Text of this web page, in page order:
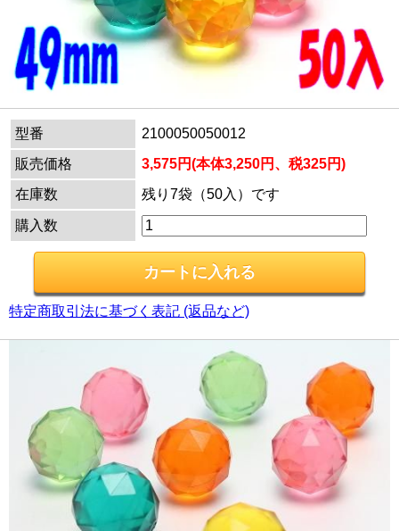
型番
2100050050012
販売価格
3,575円(本体3,250円、税325円)
在庫数
残り7袋（50入）です
購入数
特定商取引法に基づく表記 (返品など)